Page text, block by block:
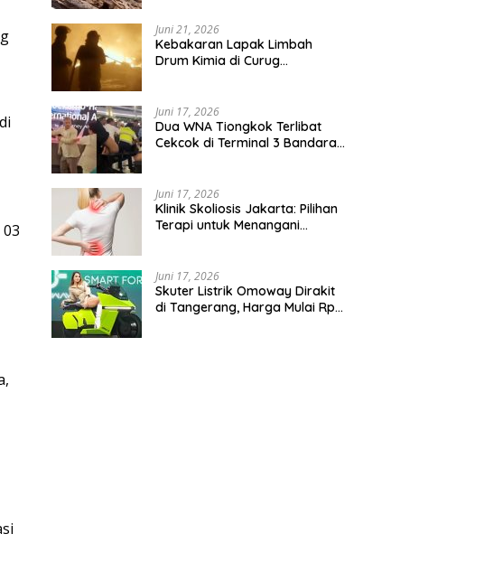
Juni 21, 2026
Kebakaran Lapak Limbah
Drum Kimia di Curug
Juni 17, 2026
Dua WNA Tiongkok Terlibat
Cekcok di Terminal 3 Bandara
Juni 17, 2026
Klinik Skoliosis Jakarta: Pilihan
Terapi untuk Menangani
Juni 17, 2026
Skuter Listrik Omoway Dirakit
di Tangerang, Harga Mulai Rp